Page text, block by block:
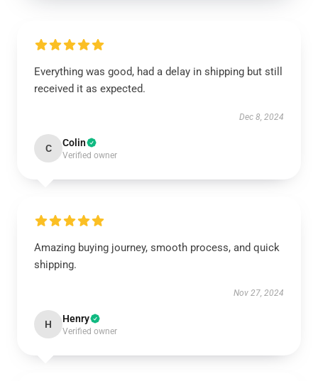
Everything was good, had a delay in shipping but still
received it as expected.
Dec 8, 2024
C Colin
Verified owner
Amazing buying journey, smooth process, and quick
shipping.
Nov 27, 2024
H Henry
Verified owner